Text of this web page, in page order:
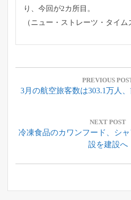
り、今回が2カ所目。
（ニュー・ストレーツ・タイム
投
ナ
ー
ョ
PREVIOUS
Previous
3月の航空旅客数は303.1万人
NEXT POST
Next
冷凍食品のカワンフード、シ
設を建設へ